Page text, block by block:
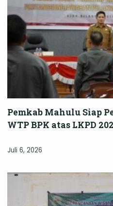
Pemkab Mahulu Siap
WTP BPK atas LKPD
Juli 6, 2026